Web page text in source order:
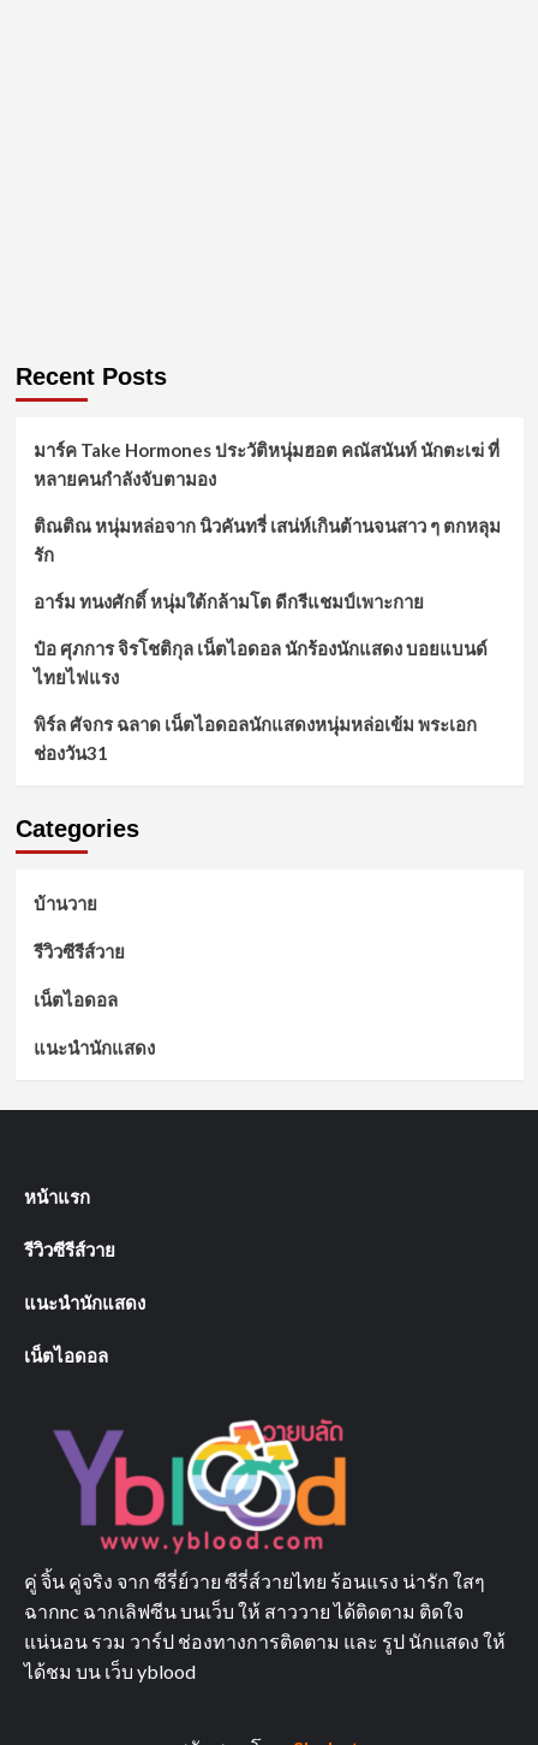
Recent Posts
มาร์ค Take Hormones ประวัติหนุ่มฮอต คณัสนันท์ นักตะเฆ่ ที่
หลายคนกำลังจับตามอง
ติณติณ หนุ่มหล่อจาก นิวคันทรี่ เสน่ห์เกินต้านจนสาว ๆ ตกหลุม
รัก
อาร์ม ทนงศักดิ์ หนุ่มใต้กล้ามโต ดีกรีแชมป์เพาะกาย
ป๋อ ศุภการ จิรโชติกุล เน็ตไอดอล นักร้องนักแสดง บอยแบนด์
ไทยไฟแรง
พิร์ล ศัจกร ฉลาด เน็ตไอดอลนักแสดงหนุ่มหล่อเข้ม พระเอก
ช่องวัน31
Categories
บ้านวาย
รีวิวซีรีส์วาย
เน็ตไอดอล
แนะนำนักแสดง
หน้าแรก
รีวิวซีรีส์วาย
แนะนำนักแสดง
เน็ตไอดอล
คู่ จิ้น คู่จริง จาก ซีรี่ย์วาย ซีรี่ส์วายไทย ร้อนแรง น่ารัก ใสๆ
ฉากnc ฉากเลิฟซีน บนเว็บ ให้ สาววาย ได้ติดตาม ติดใจ
แน่นอน รวม วาร์ป ช่องทางการติดตาม และ รูป นักแสดง ให้
ได้ชม บน เว็บ yblood